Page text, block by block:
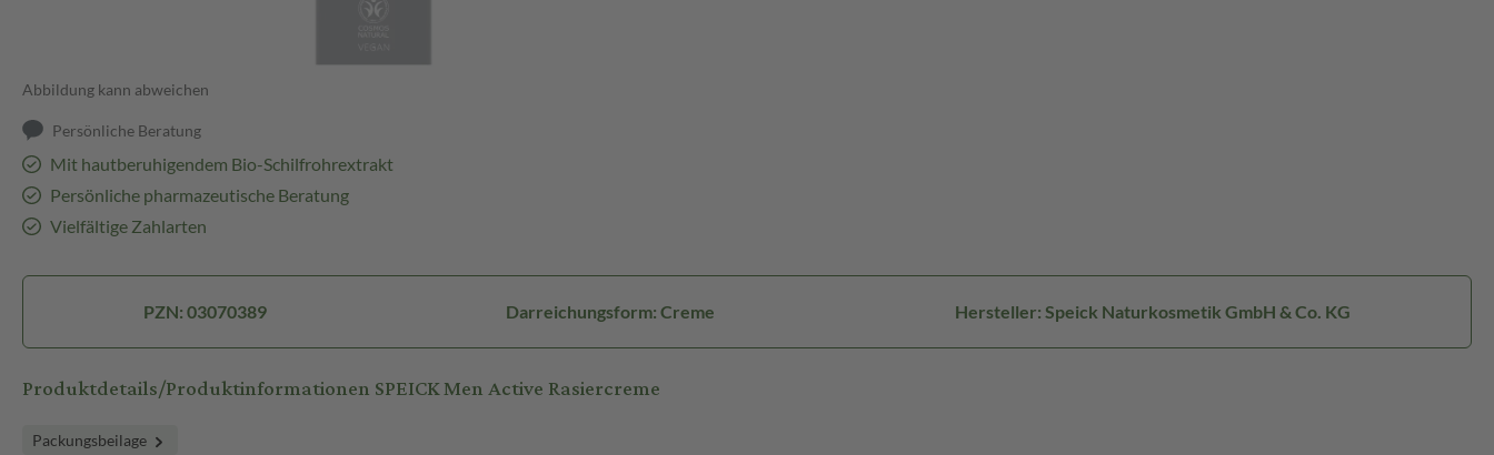
Abbildung kann abweichen
Persönliche Beratung
Mit hautberuhigendem Bio-Schilfrohrextrakt
Persönliche pharmazeutische Beratung
Vielfältige Zahlarten
PZN: 03070389 Darreichungsform: Creme Hersteller: Speick Naturkosmetik GmbH & Co. KG
Produktdetails/Produktinformationen SPEICK Men Active Rasiercreme
Packungsbeilage